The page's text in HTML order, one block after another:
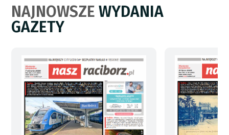
NAJNOWSZEWYDANIA
GAZETY